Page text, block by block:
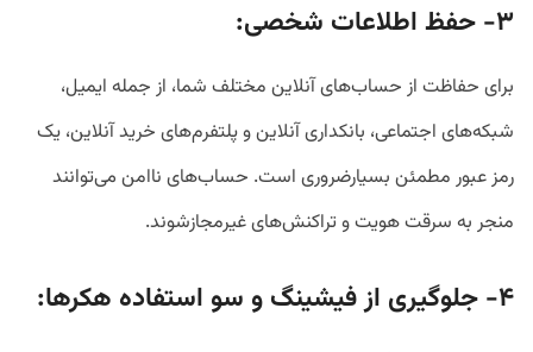
۳- حفظ اطلاعات شخصی:
برای حفاظت از حساب‌های آنلاین مختلف شما، از جمله ایمیل،
شبکه‌های اجتماعی، بانکداری آنلاین و پلتفرم‌های خرید آنلاین، یک
رمز عبور مطمئن بسیارضروری است. حساب‌های ناامن می‌توانند
منجر به سرقت هویت و تراکنش‌های غیرمجازشوند.
۴- جلوگیری از فیشینگ و سو استفاده هکرها: